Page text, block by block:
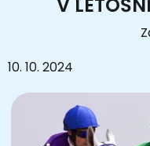
10. 10. 2024